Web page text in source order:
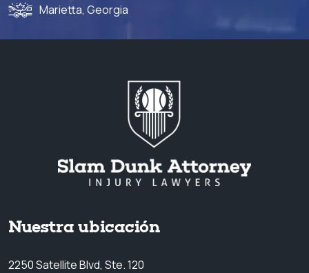
Marietta, Georgia
Nuestra ubicación
2250 Satellite Blvd, Ste. 120